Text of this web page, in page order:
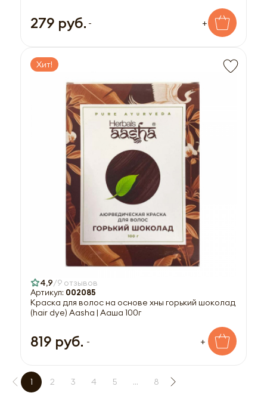
279 руб. - +
Хит!
4,9 9 отзывов
Артикул: 002085
Краска для волос на основе хны горький шоколад
(hair dye) Aasha | Ааша 100г
819 руб. - +
1 2 3 4 5 ... 8